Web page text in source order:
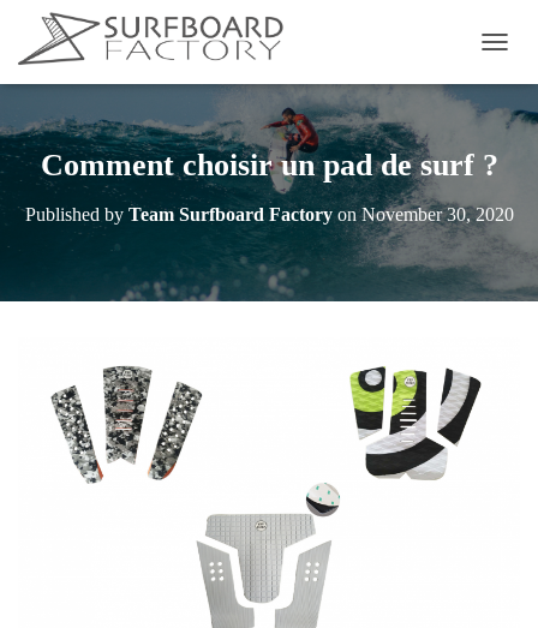
O
G
L
A
G
Comment choisir un pad de surf ?
Published by Team Surfboard FactoryonNovember 30, 2020